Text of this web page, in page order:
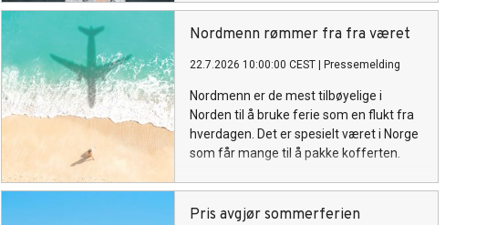
Nordmenn rømmer fra fra været
22.7.2026 10:00:00 CEST Pressemelding
Nordmenn er de mest tilbøyelige i
Norden til å bruke ferie som en flukt fra
hverdagen. Det er spesielt været i Norge
som får mange til å pakke kofferten.
Pris avgjør sommerferien